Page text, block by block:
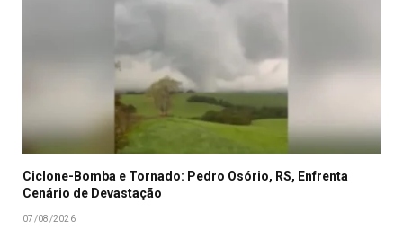
Ciclone-Bomba e Tornado: Pedro Osório, RS, Enfrenta
Cenário de Devastação
07/08/2026